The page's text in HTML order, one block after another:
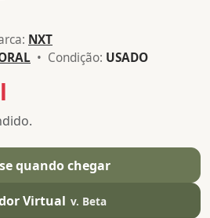
NXT
• Condição: USADO
quando chegar
Virtual v. Beta